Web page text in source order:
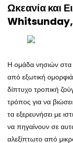
Ωκεανία και
Whitsunday,
Η ομάδα νησιών στα
από εξωτική
δίπτυχο τροπική
τρόπος για να
τα εξερευνήσει με
να πηγαίνουν σε
αλεξίπτωτο από